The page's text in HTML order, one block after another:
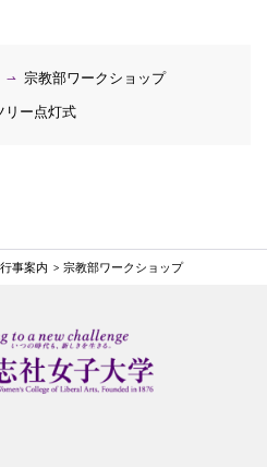
宗教部ワークショップ
リー点灯式
事案内 宗教部ワークショップ